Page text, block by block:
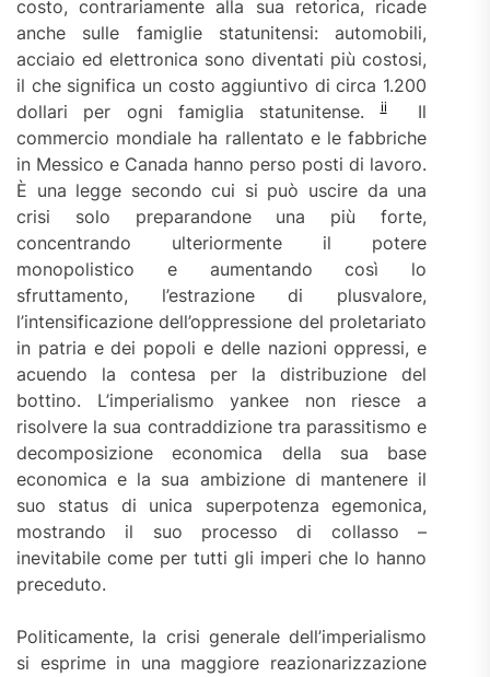
costo, contrariamente alla sua retorica, ricade
anche sulle famiglie statunitensi: automobili,
acciaio ed elettronica sono diventati più costosi,
il che significa un costo aggiuntivo di circa 1.200
dollari per ogni famiglia statunitense.iiIl
commercio mondiale ha rallentato e le fabbriche
in Messico e Canada hanno perso posti di lavoro.
È una legge secondo cui si può uscire da una
crisi solo preparandone una più forte,
concentrando ulteriormente il potere
monopolistico e aumentando così lo
sfruttamento, l’estrazione di plusvalore,
l’intensificazione dell’oppressione del proletariato
in patria e dei popoli e delle nazioni oppressi, e
acuendo la contesa per la distribuzione del
bottino. L’imperialismo yankee non riesce a
risolvere la sua contraddizione tra parassitismo e
decomposizione economica della sua base
economica e la sua ambizione di mantenere il
suo status di unica superpotenza egemonica,
mostrando il suo processo di collasso –
inevitabile come per tutti gli imperi che lo hanno
preceduto.
Politicamente, la crisi generale dell’imperialismo
si esprime in una maggiore reazionarizzazione